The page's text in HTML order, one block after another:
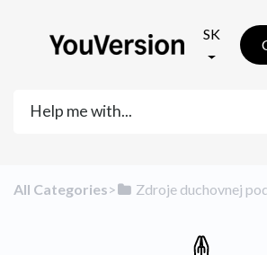
SK
All Categories​>​ ​Zdroje duchovnej